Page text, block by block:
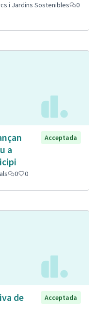
i Jardins Sostenibles
0
a
Acceptada
0 0
de
Acceptada